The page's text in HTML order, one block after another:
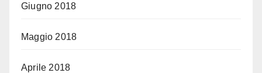
Giugno 2018
Maggio 2018
Aprile 2018